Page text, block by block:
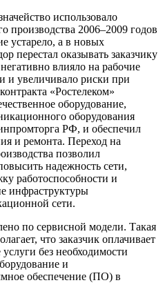
использовало
производства 2006–2009 годов
устарело, а в новых
перестал оказывать заказчику
влияло на рабочие
и увеличивало риски при
«Ростелеком»
оборудование,
оборудования
РФ, и обеспечил
и ремонта. Переход на
позволил
надежность сети,
работоспособности и
инфраструктуры
сети.
по сервисной модели. Такая
что заказчик оплачивает
без необходимости
и
обеспечение (ПО) в